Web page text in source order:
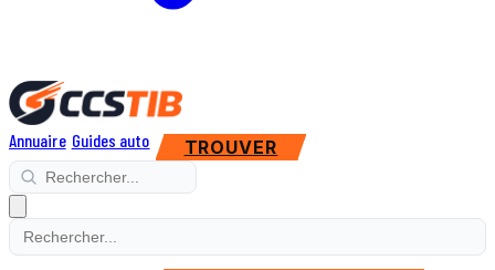
Annuaire Guides auto TROUVER